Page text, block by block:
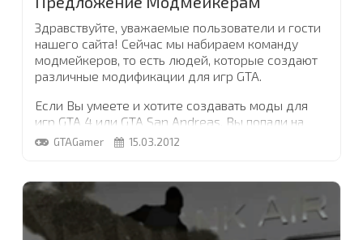
Здравствуйте, уважаемые пользователи и гости
нашего сайта! Сейчас мы набираем команду
модмейкеров, то есть людей, которые создают
различные модификации для игр GTA.
Если Вы умеете и хотите создавать моды для
игр GTA 4 или GTA San Andreas, Вы попали на
нужную страницу! Мы готовы сотрудничать, как с
модификаций. Смотрите полный список
ваккансий...
GTAGamer 15.03.2012